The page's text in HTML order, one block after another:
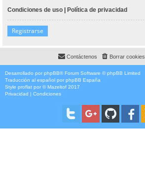
Condiciones de uso | Política de privacidad
Registrarse
Borrar cookies
Contáctenos
Desarrollado por phpBB® Forum Software © phpBB Limited
Traducción al español por phpBB España
Style proflat por ©Mazeltof 2017
Privacidad | Condiciones